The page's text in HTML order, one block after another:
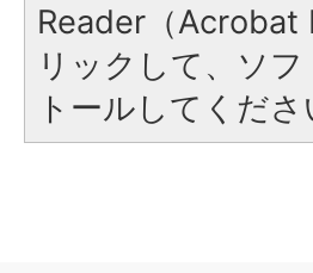
Reader（Acrobat
リックして、ソ
トールしてくださ